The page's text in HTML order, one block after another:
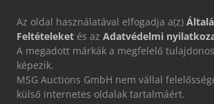
Az oldal használatával elfogadja a(z)
Feltételeket és az Adatvédelmi
A megadott márkák a megfelelő
képezik.
MSG Auctions GmbH nem vállal
külső internetes oldalak tartalmáért.